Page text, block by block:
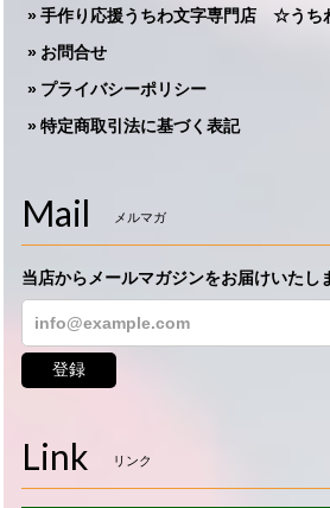
手作り応援うちわ文字専門店 ☆うち
お問合せ
プライバシーポリシー
特定商取引法に基づく表記
Mail メルマガ
当店からメールマガジンをお届けいたし
登録
Link リンク